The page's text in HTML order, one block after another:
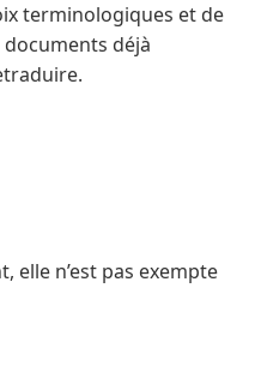
terminologiques et de
déjà
elle n’est pas exempte